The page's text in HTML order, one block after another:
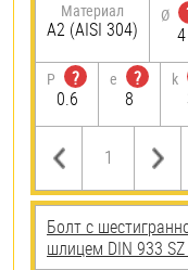
Материал
А2 (AISI 304)
Ø
4
P
?
0.6
e
?
8
k
Болт с
шлицем DIN 933